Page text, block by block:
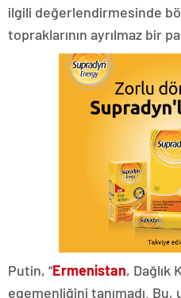
ilgili değerlendirmesinde
topraklarının ayrılmaz bir
Putin, “Ermenistan, Dağlık
egemenliğini tanımadı. Bu,